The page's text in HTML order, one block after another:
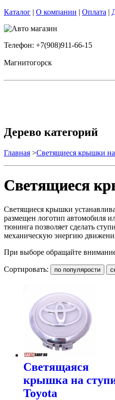
Каталог | О компании | Оплата |
Телефон: +7(908)911-66-15
Магнитогорск
Дерево категорий
Главная >Светящиеся крышки
Светящиеся
Светящиеся крышки
размещен логотип автомобиля
тюнинга позволяет сделать
механическую энергию
При выборе обращайте
Сортировать:
Светящаяся
крышка на
Toyota